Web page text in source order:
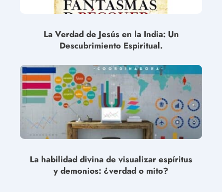
La Verdad de Jesús en la India: Un
Descubrimiento Espiritual.
La habilidad divina de visualizar espíritus
y demonios: ¿verdad o mito?